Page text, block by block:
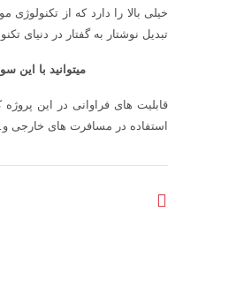
تبدیل نوشتار به گفتار در دنیای
میتوانید با این
استفاده در مسافرت های خارجی